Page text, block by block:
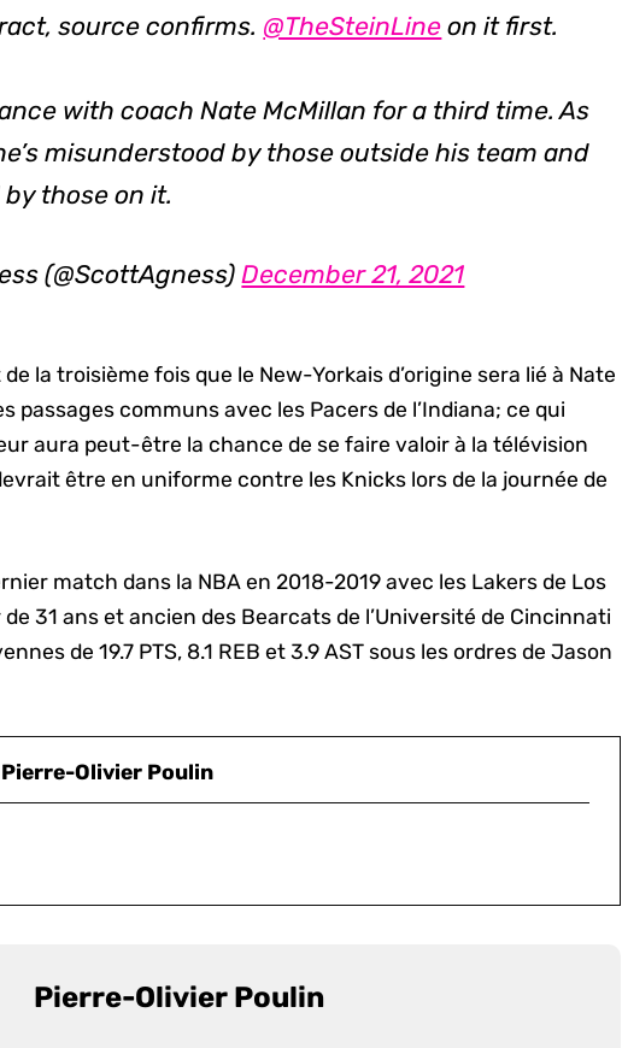
source confirms. @TheSteinLine on it first.
with coach Nate McMillan for a third time. As
misunderstood by those outside his team and
those on it.
(@ScottAgness)December 21, 2021
de la troisième fois que le New-Yorkais d’origine sera lié à Nate
passages communs avec les Pacers de l’Indiana; ce qui
aura peut-être la chance de se faire valoir à la télévision
être en uniforme contre les Knicks lors de la journée de
match dans la NBA en 2018-2019 avec les Lakers de Los
31 ans et ancien des Bearcats de l’Université de Cincinnati
de 19.7 PTS, 8.1 REB et 3.9 AST sous les ordres de Jason
Pierre-Olivier Poulin
Pierre-Olivier Poulin